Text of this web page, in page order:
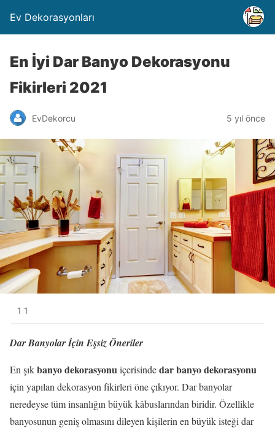
Ev Dekorasyonları
En İyi Dar Banyo Dekorasyonu
Fikirleri 2021
EvDekorcu 5 yıl önce
1 1
Dar Banyolar İçin Eşsiz Öneriler
En şıkbanyo dekorasyonuiçerisindedar banyo dekorasyonu
için yapılan dekorasyon fikirleri öne çıkıyor. Dar banyolar
neredeyse tüm insanlığın büyük kâbuslarından biridir. Özellikle
banyosunun geniş olmasını dileyen kişilerin en büyük isteği dar